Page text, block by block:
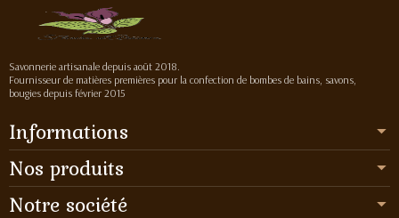
Savonnerie artisanale depuis août 2018.
Fournisseur de matières premières pour la confection de bombes de bains, savons,
bougies depuis février 2015
Informations
Nos produits
Notre société